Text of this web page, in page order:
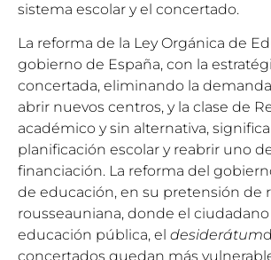
sistema escolar y el concertado.
La reforma de la Ley Orgánica de
gobierno de España, con la
concertada, eliminando la
abrir nuevos centros, y la clase de
académico y sin alternativa,
planificación escolar y reabrir uno
financiación. La reforma del
de educación, en su pretensión de
rousseauniana, donde el
educación pública, el desiderátum
concertados quedan más